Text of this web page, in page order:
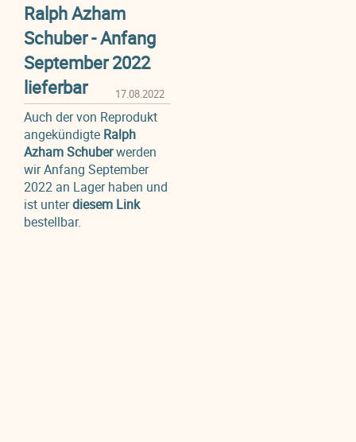
Ralph Azham
Schuber - Anfang
September 2022
lieferbar
17.08.2022
Auch der von Reprodukt
angekündigte Ralph
Azham Schuberwerden
wir Anfang September
2022 an Lager haben und
ist unterdiesem Link
bestellbar.